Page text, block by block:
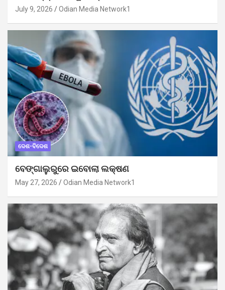
July 9, 2026 Odian Media Network1
ଦେଶ-ବିଦେଶ
ବେଙ୍ଗାଲୁରୁରେ ଇବୋଲା ଲକ୍ଷଣ
May 27, 2026 Odian Media Network1